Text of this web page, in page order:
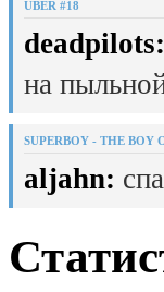
UBER #18
deadpilots:
на
SUPERBOY - THE BOY
aljahn: